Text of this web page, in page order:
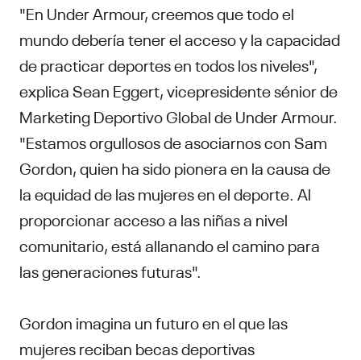
"En Under Armour, creemos que todo el
mundo debería tener el acceso y la capacidad
de practicar deportes en todos los niveles",
explica Sean Eggert, vicepresidente sénior de
Marketing Deportivo Global de Under Armour.
"Estamos orgullosos de asociarnos con Sam
Gordon, quien ha sido pionera en la causa de
la equidad de las mujeres en el deporte. Al
proporcionar acceso a las niñas a nivel
comunitario, está allanando el camino para
las generaciones futuras".
Gordon imagina un futuro en el que las
mujeres reciban becas deportivas